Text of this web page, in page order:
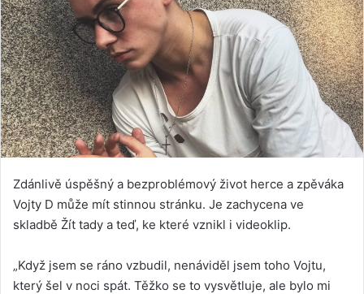
Zdánlivě úspěšný a bezproblémový život herce a zpěváka
Vojty D může mít stinnou stránku. Je zachycena ve
skladbě Žít tady a teď, ke které vznikl i videoklip.
„Když jsem se ráno vzbudil, nenáviděl jsem toho Vojtu,
který šel v noci spát. Těžko se to vysvětluje, ale bylo mi